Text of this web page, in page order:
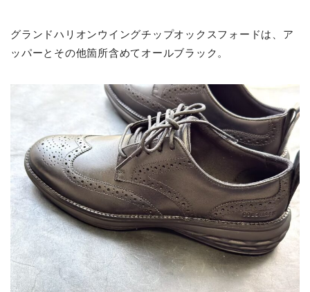
グランドハリオンウイングチップオックスフォードは、ア
ッパーとその他箇所含めてオールブラック。